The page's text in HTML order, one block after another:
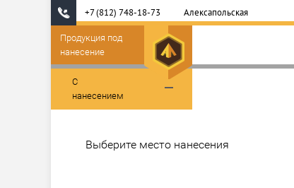
+7 (812) 748-18-73 Алексапольская
Продукция под
нанесение
С
нанесением
Выберите место нанесения